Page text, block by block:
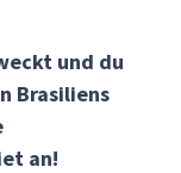
und du
Brasiliens
an!